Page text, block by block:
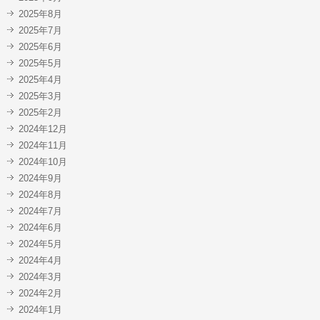
2025年8月
2025年7月
2025年6月
2025年5月
2025年4月
2025年3月
2025年2月
2024年12月
2024年11月
2024年10月
2024年9月
2024年8月
2024年7月
2024年6月
2024年5月
2024年4月
2024年3月
2024年2月
2024年1月